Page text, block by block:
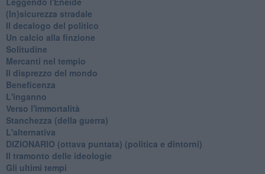
​(In)sicurezza stradale
Il decalogo del politico
Un calcio alla finzione
Solitudine
Mercanti nel tempio
Il disprezzo del mondo
Beneficenza
L'inganno
Verso l'immortalità
Stanchezza (della guerra)
L'alternativa
​DIZIONARIO (ottava puntata) (politica e dintorni)
Il tramonto delle ideologie
Gli ultimi tempi